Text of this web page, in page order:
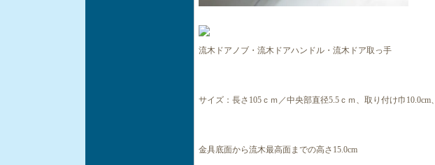
流木ドアノブ・流木ドアハンドル・流木ドア取っ手
サイズ：長さ105ｃｍ／中央部直径5.5ｃｍ、取り付け巾10.0cm、
金具底面から流木最高面までの高さ15.0cm